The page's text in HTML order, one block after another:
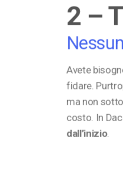
2 –
Avete
fidare.
ma non
costo. In
dall’inizio.